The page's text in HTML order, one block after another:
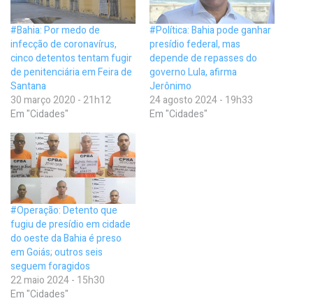
#Bahia: Por medo de
infecção de coronavírus,
cinco detentos tentam fugir
de penitenciária em Feira de
Santana
30 março 2020 - 21h12
Em "Cidades"
#Política: Bahia pode ganhar
presídio federal, mas
depende de repasses do
governo Lula, afirma
Jerônimo
24 agosto 2024 - 19h33
Em "Cidades"
#Operação: Detento que
fugiu de presídio em cidade
do oeste da Bahia é preso
em Goiás; outros seis
seguem foragidos
22 maio 2024 - 15h30
Em "Cidades"